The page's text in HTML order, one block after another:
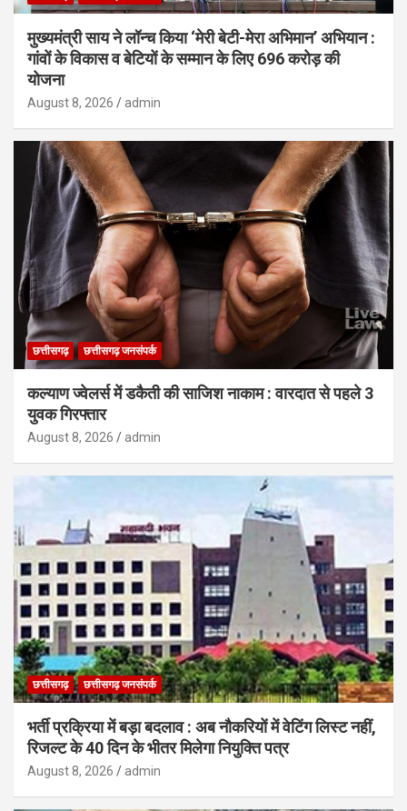
मुख्यमंत्री साय ने लॉन्च किया ‘मेरी बेटी-मेरा अभिमान’ अभियान :
गांवों के विकास व बेटियों के सम्मान के लिए 696 करोड़ की
योजना
August 8, 2026 admin
छत्तीसगढ़ छत्तीसगढ़ जनसंपर्क
कल्याण ज्वेलर्स में डकैती की साजिश नाकाम : वारदात से पहले 3
युवक गिरफ्तार
August 8, 2026 admin
छत्तीसगढ़ छत्तीसगढ़ जनसंपर्क
भर्ती प्रक्रिया में बड़ा बदलाव : अब नौकरियों में वेटिंग लिस्ट नहीं,
रिजल्ट के 40 दिन के भीतर मिलेगा नियुक्ति पत्र
August 8, 2026 admin